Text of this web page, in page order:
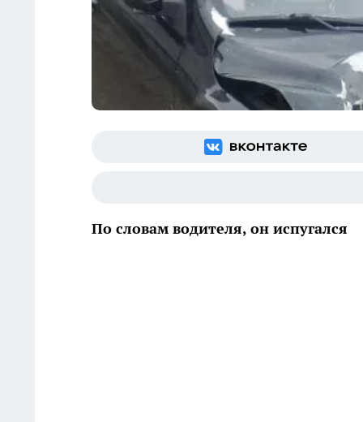
По словам водителя, он испугался